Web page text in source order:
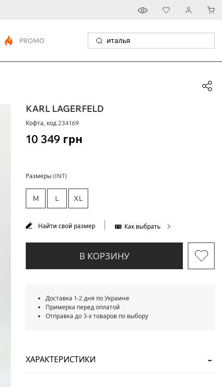
PROMO
KARL LAGERFELD
Кофта, код234169
10 349 грн
Размеры (INT)
M L XL
Найти свой размер Как выбрать
В КОРЗИНУ
Доставка 1-2 дня по Украине
Примерка перед оплатой
Отправка до 3-х товаров по выбору
ХАРАКТЕРИСТИКИ